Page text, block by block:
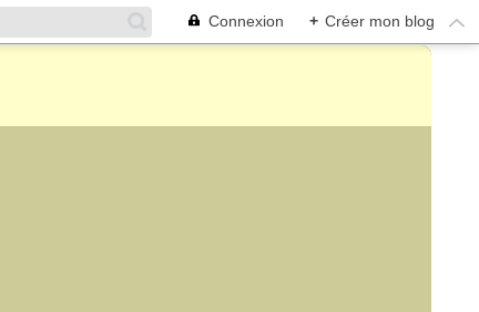
Connexion + Créer mon blog